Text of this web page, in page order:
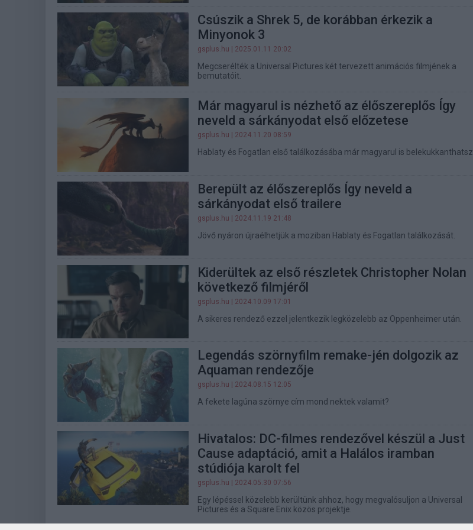
Csúszik a Shrek 5, de korábban érkezik a
Minyonok 3
gsplus.hu | 2025.01.11 20:02
Megcserélték a Universal Pictures két tervezett animációs filmjének a
bemutatóit.
Már magyarul is nézhető az élőszereplős Így
neveld a sárkányodat első előzetese
gsplus.hu | 2024.11.20 08:59
Hablaty és Fogatlan első találkozásába már magyarul is belekukkanthatsz.
Berepült az élőszereplős Így neveld a
sárkányodat első trailere
gsplus.hu | 2024.11.19 21:48
Jövő nyáron újraélhetjük a moziban Hablaty és Fogatlan találkozását.
Kiderültek az első részletek Christopher Nolan
következő filmjéről
gsplus.hu | 2024.10.09 17:01
A sikeres rendező ezzel jelentkezik legközelebb az Oppenheimer után.
Legendás szörnyfilm remake-jén dolgozik az
Aquaman rendezője
gsplus.hu | 2024.08.15 12:05
A fekete lagúna szörnye cím mond nektek valamit?
Hivatalos: DC-filmes rendezővel készül a Just
Cause adaptáció, amit a Halálos iramban
stúdiója karolt fel
gsplus.hu | 2024.05.30 07:56
Egy lépéssel közelebb kerültünk ahhoz, hogy megvalósuljon a Universal
Pictures és a Square Enix közös projektje.